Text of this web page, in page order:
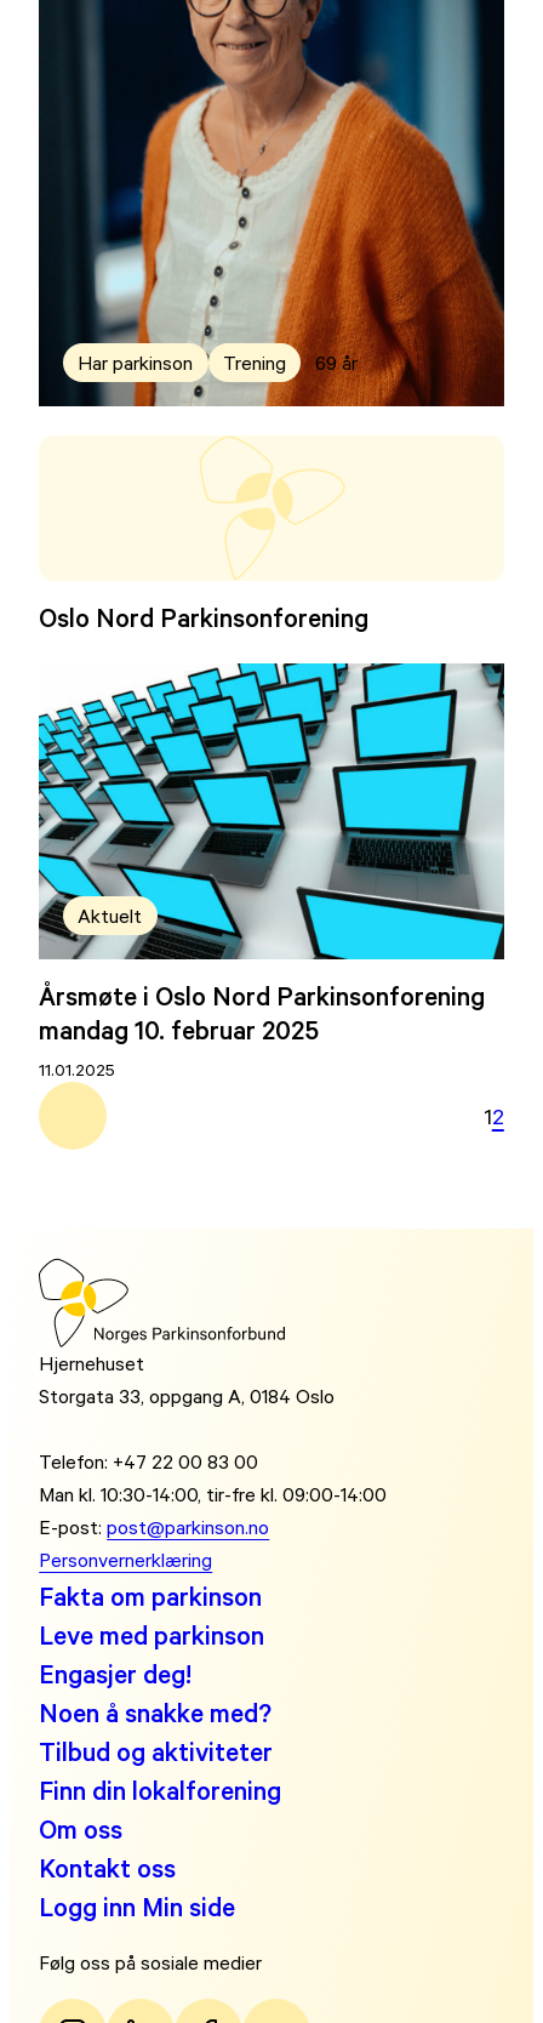
Har parkinson Trening 69 år
Oslo Nord Parkinsonforening
Aktuelt
Årsmøte i Oslo Nord Parkinsonforening
mandag 10. februar 2025
11.01.2025
12
Hjernehuset
Storgata 33, oppgang A, 0184 Oslo
Telefon: +47 22 00 83 00
Man kl. 10:30-14:00, tir-fre kl. 09:00-14:00
E-post:post@parkinson.no
Personvernerklæring
Fakta om parkinson
Leve med parkinson
Engasjer deg!
Noen å snakke med?
Tilbud og aktiviteter
Finn din lokalforening
Om oss
Kontakt oss
Logg inn Min side
Følg oss på sosiale medier